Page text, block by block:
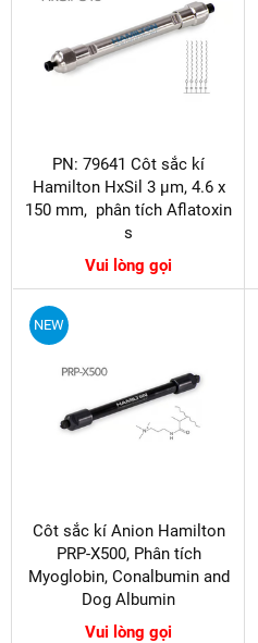
PN: 79641 Côt sắc kí
Hamilton HxSil 3 µm, 4.6 x
150 mm, phân tích Aflatoxin​​​​​​​
s
Vui lòng gọi
NEW
Côt sắc kí Anion Hamilton
PRP-X500, Phân tích
Myoglobin, Conalbumin and
Dog Albumin
Vui lòng gọi